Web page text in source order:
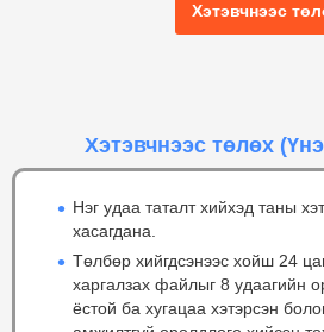
Хэтэвчнээс
Хэтэвчнээс төлөх
Нэг удаа таталт хийхэд таны
хасагдана.
Төлбөр хийгдсэнээс хойш 24
харгалзах файлыг 8 удаагийн
ёстой ба хугацаа хэтэрсэн